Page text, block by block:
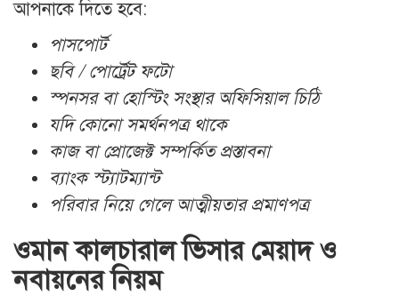
আপনাকে দিতে হবে:
পাসপোর্ট
ছবি / পোর্ট্রেট ফটো
স্পনসর বা হোস্টিং সংস্থার অফিসিয়াল চিঠি
যদি কোনো সমর্থনপত্র থাকে
কাজ বা প্রোজেক্ট সম্পর্কিত প্রস্তাবনা
ব্যাংক স্ট্যাটম্যান্ট
পরিবার নিয়ে গেলে আত্মীয়তার প্রমাণপত্র
ওমান কালচারাল ভিসার মেয়াদ ও
নবায়নের নিয়ম